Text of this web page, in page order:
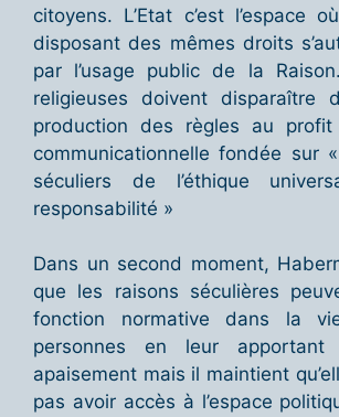
citoyens. L’Etat c’est l’espace
disposant des mêmes droits
par l’usage public de la
religieuses doivent disparaître
production des règles au
communicationnelle fondée sur
séculiers de l’éthique
responsabilité »
Dans un second moment,
que les raisons séculières
fonction normative dans la
personnes en leur
apaisement mais il maintient
pas avoir accès à l’espace